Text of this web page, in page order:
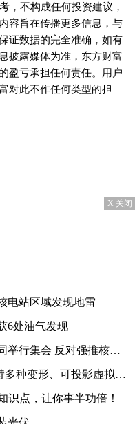
，不构成任何投资建议，
容旨在传播更多信息，与
证数据的完全准确，如有
披露媒体为准，东方财富
盈亏承担任何责任。用户
对此不作任何类型的担
X 关闭
电站区域发现地雷
6处油气发现
会 反对强推核污染水排海
变形、可投影虚拟键盘
识点，让你事半功倍！